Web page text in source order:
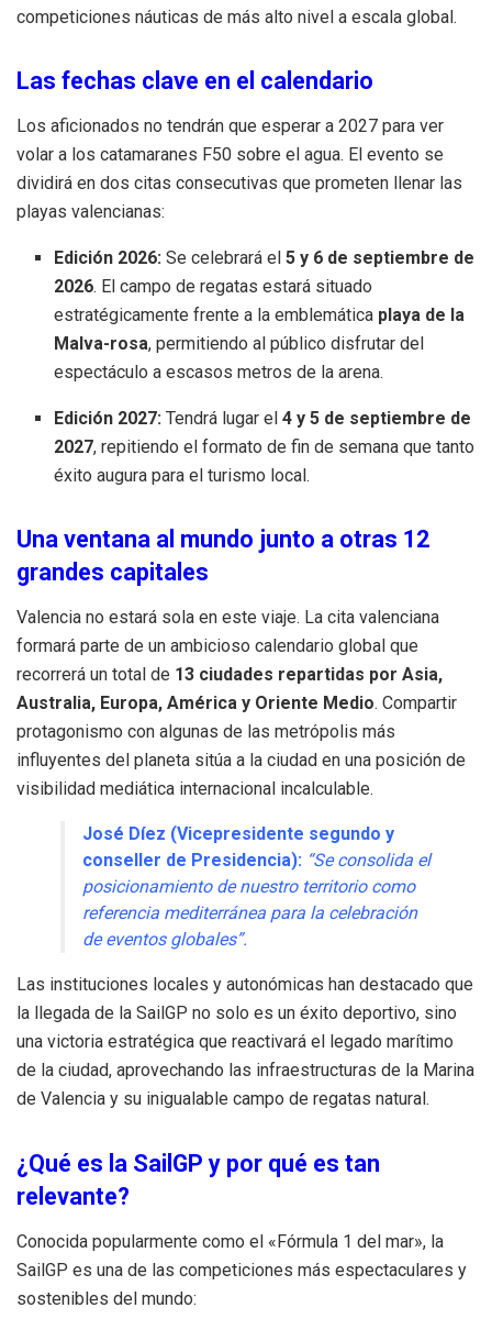
competiciones náuticas de más alto nivel a escala global.
Las fechas clave en el calendario
Los aficionados no tendrán que esperar a 2027 para ver
volar a los catamaranes F50 sobre el agua. El evento se
dividirá en dos citas consecutivas que prometen llenar las
playas valencianas:
Edición 2026: Se celebrará el5 y 6 de septiembre de
2026. El campo de regatas estará situado
estratégicamente frente a la emblemática playa de la
Malva-rosa, permitiendo al público disfrutar del
espectáculo a escasos metros de la arena.
Edición 2027: Tendrá lugar el4 y 5 de septiembre de
2027, repitiendo el formato de fin de semana que tanto
éxito augura para el turismo local.
Una ventana al mundo junto a otras 12
grandes capitales
Valencia no estará sola en este viaje. La cita valenciana
formará parte de un ambicioso calendario global que
recorrerá un total de 13 ciudades repartidas por Asia,
Australia, Europa, América y Oriente Medio. Compartir
protagonismo con algunas de las metrópolis más
influyentes del planeta sitúa a la ciudad en una posición de
visibilidad mediática internacional incalculable.
José Díez (Vicepresidente segundo y
conseller de Presidencia): “Se consolida el
posicionamiento de nuestro territorio como
referencia mediterránea para la celebración
de eventos globales”.
Las instituciones locales y autonómicas han destacado que
la llegada de la SailGP no solo es un éxito deportivo, sino
una victoria estratégica que reactivará el legado marítimo
de la ciudad, aprovechando las infraestructuras de la Marina
de Valencia y su inigualable campo de regatas natural.
¿Qué es la SailGP y por qué es tan
relevante?
Conocida popularmente como el «Fórmula 1 del mar», la
SailGP es una de las competiciones más espectaculares y
sostenibles del mundo: